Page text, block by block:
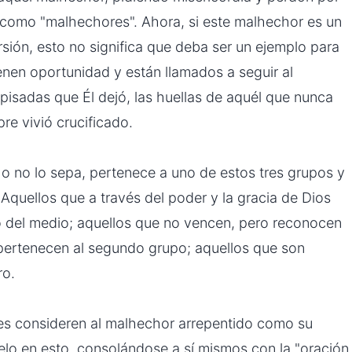
"malhechores". Ahora, si este malhechor es un
esto no significa que deba ser un ejemplo para
oportunidad y están llamados a seguir al
que Él dejó, las huellas de aquél que nunca
vivió crucificado.
no lo sepa, pertenece a uno de estos tres grupos y
que a través del poder y la gracia de Dios
medio; aquellos que no vencen, pero reconocen
al segundo grupo; aquellos que son
consideren al malhechor arrepentido como su
en esto, consolándose a sí mismos con la "oración